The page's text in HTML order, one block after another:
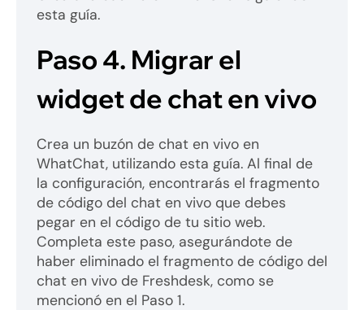
esta guía.
Paso 4. Migrar el
widget de chat en vivo
Crea un buzón de chat en vivo en
WhatChat, utilizando esta guía. Al final de
la configuración, encontrarás el fragmento
de código del chat en vivo que debes
pegar en el código de tu sitio web.
Completa este paso, asegurándote de
haber eliminado el fragmento de código del
chat en vivo de Freshdesk, como se
mencionó en el Paso 1.